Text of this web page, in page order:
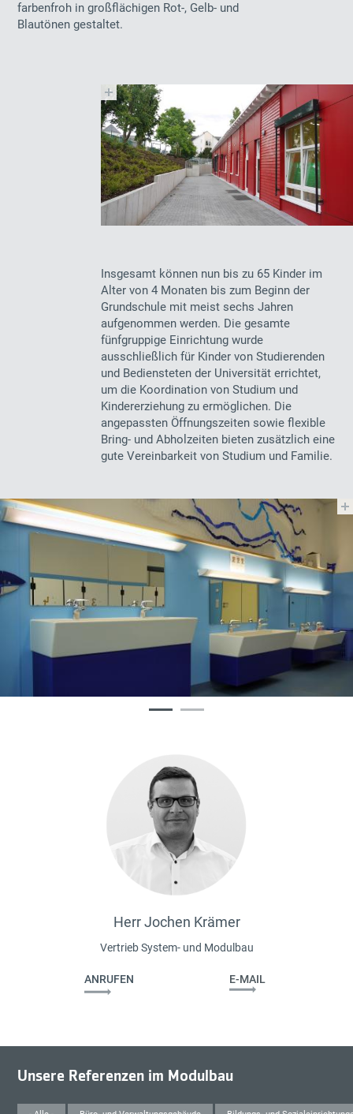
farbenfroh in großflächigen Rot-, Gelb- und
Blautönen gestaltet.
Insgesamt können nun bis zu 65 Kinder im
Alter von 4 Monaten bis zum Beginn der
Grundschule mit meist sechs Jahren
aufgenommen werden. Die gesamte
fünfgruppige Einrichtung wurde
ausschließlich für Kinder von Studierenden
und Bediensteten der Universität errichtet,
um die Koordination von Studium und
Kindererziehung zu ermöglichen. Die
angepassten Öffnungszeiten sowie flexible
Bring- und Abholzeiten bieten zusätzlich eine
gute Vereinbarkeit von Studium und Familie.
Herr Jochen Krämer
Vertrieb System- und Modulbau
ANRUFEN E-MAIL
Unsere Referenzen im Modulbau